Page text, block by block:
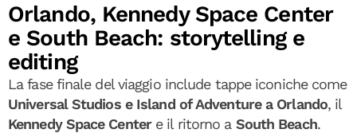
Orlando, Kennedy Space Center
e South Beach: storytelling e
editing
La fase finale del viaggio include tappe iconiche come
Universal Studios e Island of Adventure a Orlando, il
Kennedy Space Centere il ritorno a South Beach.